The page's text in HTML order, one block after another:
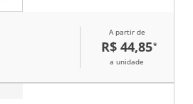
A partir de
R$ 44,85*
a unidade